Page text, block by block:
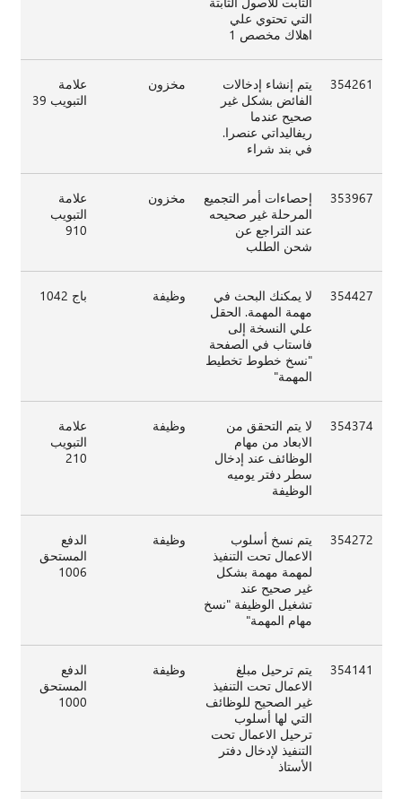
التي تحتوي علي
اهلاك مخصص 1
354261
يتم إنشاء إدخالات
الفائض بشكل غير
صحيح عندما
ريفاليداتي عنصرا.
في بند شراء
مخزون
علامة
التبويب 39
353967
إحصاءات أمر التجميع
المرحلة غير صحيحه
عند التراجع عن
شحن الطلب
مخزون
علامة
التبويب
910
354427
لا يمكنك البحث في
مهمة المهمة. الحقل
علي النسخة إلى
فاستاب في الصفحة
"نسخ خطوط تخطيط
المهمة"
وظيفة باج 1042
354374
لا يتم التحقق من
الابعاد من مهام
الوظائف عند إدخال
سطر دفتر يوميه
الوظيفة
وظيفة
علامة
التبويب
210
354272
يتم نسخ أسلوب
الاعمال تحت التنفيذ
لمهمة مهمة بشكل
غير صحيح عند
تشغيل الوظيفة "نسخ
مهام المهمة"
وظيفة
الدفع
المستحق
1006
354141
يتم ترحيل مبلغ
الاعمال تحت التنفيذ
غير الصحيح للوظائف
التي لها أسلوب
ترحيل الاعمال تحت
التنفيذ لإدخال دفتر
الأستاذ
وظيفة
الدفع
المستحق
1000